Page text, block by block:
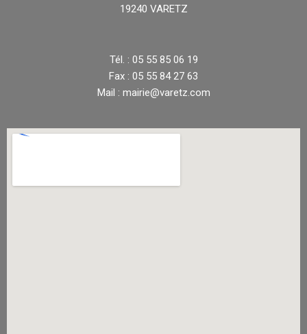
19240 VARETZ
Tél. : 05 55 85 06 19
Fax : 05 55 84 27 63
Mail : mairie@varetz.com